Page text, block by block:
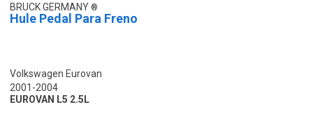
BRUCK GERMANY
Hule Pedal Para Freno
Volkswagen Eurovan
2001-2004
EUROVAN L5 2.5L